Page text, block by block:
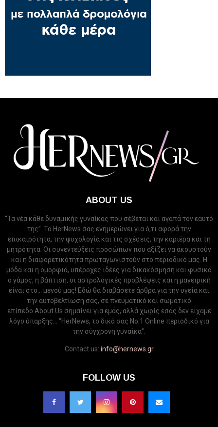
ABOUT US
“Τα νέα κάθε δυναμικής γυναίκας που σέβεται και αγαπά τον εαυτό
της”. Το HerNews σας ενημερώνει για ό,τι αφορά την
επικαιρότητα, την ψυχολογία και τις σχέσεις, την καριέρα και τη
μητρότητα. Οι συνεντεύξεις προσώπων που αξίζει να ακουστούν
και η διαφορετικότητα πρωταγωνιστούν στο περιοδικό μας. Η
μόδα και η ομορφιά, υπέροχες ιδέες για δικακόσμηση και φυσικά
ο γάμος, η βάπτιση, οι αστρολογικές προβλέψεις και η μαγειρική
είναι στο... μενού μας! Εδώ θα διαβάσετε άρθρα για την υγεία και
την αυτοβελτίωση σας, σε πνευματικό και σωματικό
επίπεδο.About Us σημαίνει για εμάς, αλλά χωρίς εσάς δεν είχαμε
λόγο ύπαρξης... “HerNews, το δικό σας Νo.1 Online περιοδικό για
την σύγχρονη γυναίκα”.
Contact us: info@hernews.gr
FOLLOW US